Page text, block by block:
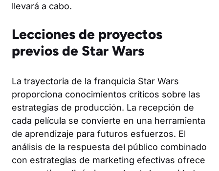
llevará a cabo.
Lecciones de proyectos
previos de Star Wars
La trayectoria de la franquicia Star Wars
proporciona conocimientos críticos sobre las
estrategias de producción. La recepción de
cada película se convierte en una herramienta
de aprendizaje para futuros esfuerzos. El
análisis de la respuesta del público combinado
con estrategias de marketing efectivas ofrece